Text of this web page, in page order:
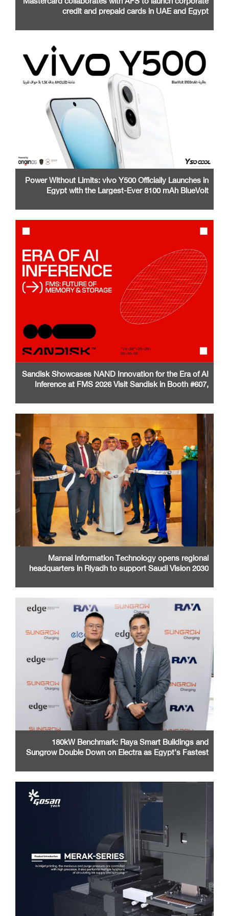
credit and prepaid cards in UAE and Egypt
Power Without Limits: vivo Y500 Officially Launches in
Egypt with the Largest-Ever 8100 mAh BlueVolt
Sandisk Showcases NAND Innovation for the Era of AI
Inference at FMS 2026 Visit Sandisk in Booth #607,
Mannai Information Technology opens regional
headquarters in Riyadh to support Saudi Vision 2030
180kW Benchmark: Raya Smart Buildings and
Sungrow Double Down on Electra as Egypt's Fastest